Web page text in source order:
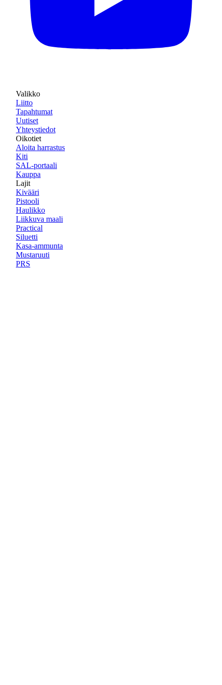
Valikko
Liitto
Tapahtumat
Uutiset
Yhteystiedot
Oikotiet
Aloita harrastus
Kiti
SAL-portaali
Kauppa
Lajit
Kivääri
Pistooli
Haulikko
Liikkuva maali
Practical
Siluetti
Kasa-ammunta
Mustaruuti
PRS